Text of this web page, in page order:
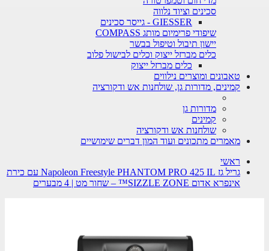
סכינים וציוד נלווה
GIESSER - גייסר סכינים
שיפודי פרימיום מותג COMPASS
יישון תיבול וטיפול בבשר
כלים מברזל ייצוק וכלים לבישול פלוב
כלים מברזל ייצוק
טאבונים ומוצרים נילווים
קמינים, מדורות גן, שולחנות אש ודקורציה
מדורות גן
קמינים
שולחנות אש ודקורציה
מאמרים מתכונים ועוד המון דברים שימושיים
ראשי
גריל גז Napoleon Freestyle PHANTOM PRO 425 IL עם כירת
אינפרא אדום SIZZLE ZONE™ – שחור מט | 4 מבערים